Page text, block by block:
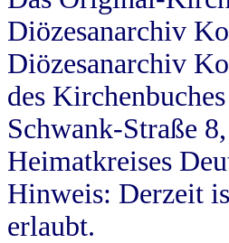
Diözesanarchiv
Diözesanarchiv
des
Schwank-Straße
Heimatkreises
Hinweis: Derzeit
erlaubt.